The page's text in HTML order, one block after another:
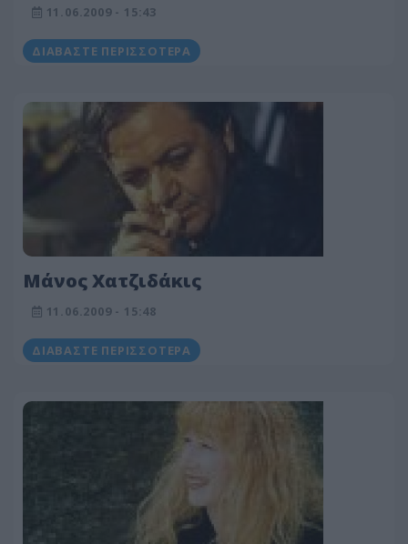
11.06.2009 - 15:43
ΔΙΑΒΆΣΤΕ ΠΕΡΙΣΣΌΤΕΡΑ
Μάνος Χατζιδάκις
11.06.2009 - 15:48
ΔΙΑΒΆΣΤΕ ΠΕΡΙΣΣΌΤΕΡΑ